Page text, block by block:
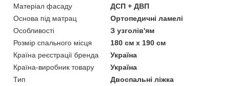
Матеріал фасаду
ДСП + ДВП
Основа під матрац
Ортопедичні ламелі
Особливості
З узголів'ям
Розмір спального місця
180 см х 190 см
Країна реєстрації бренда
Україна
Країна-виробник товару
Україна
Тип
Двоспальні ліжка